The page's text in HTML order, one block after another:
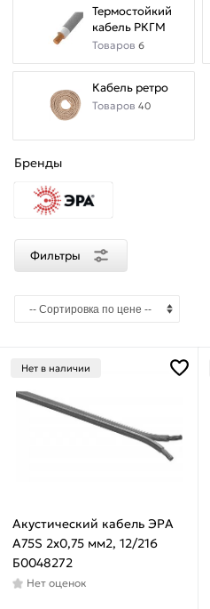
Термостойкий
кабель РКГМ
Товаров 6
Кабель ретро
Товаров 40
Бренды
Фильтры
Количество
2
шт
бухты
Форма
провода
Max
рабочая
температура
Нет в наличии
Акустический кабель ЭРА
A75S 2х0,75 мм2, 12/216
Б0048272
Нет оценок